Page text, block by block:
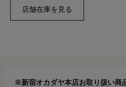
※新宿オカダヤ本店お取り扱い商